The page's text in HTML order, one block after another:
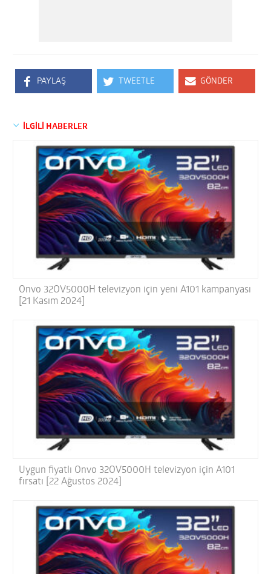
PAYLAŞ TWEETLE GÖNDER
İLGİLİ HABERLER
Onvo 32OV5000H televizyon için yeni A101 kampanyası
[21 Kasım 2024]
Uygun fiyatlı Onvo 32OV5000H televizyon için A101
fırsatı [22 Ağustos 2024]